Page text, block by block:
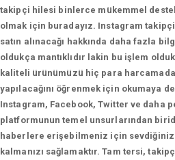
takipçi hilesi binlerce mükemmel
olmak için buradayız. Instagram
satın alınacağı hakkında daha fazla
oldukça mantıklıdır lakin bu işlem
kaliteli ürünümüzü hiç para
yapılacağını öğrenmek için okumaya
Instagram, Facebook, Twitter ve daha
platformunun temel unsurlarından
haberlere erişebilmeniz için
kalmanızı sağlamaktır. Tam tersi,